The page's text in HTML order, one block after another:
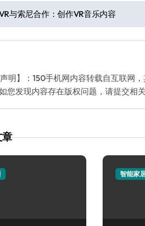
与索尼合作：创作VR音乐内容
声明】：150手机网内容转载自互联网
您发现内容存在版权问题，请提交相
智能家